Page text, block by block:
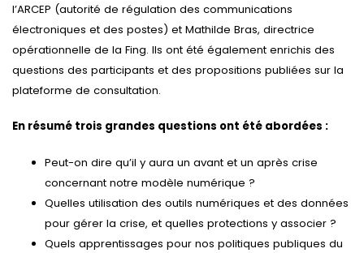
l’ARCEP (autorité de régulation des communications
électroniques et des postes) et Mathilde Bras, directrice
opérationnelle de la Fing. Ils ont été également enrichis des
questions des participants et des propositions publiées sur la
plateforme de consultation.
En résumé trois grandes questions ont été abordées :
Peut-on dire qu’il y aura un avant et un après crise
concernant notre modèle numérique ?
Quelles utilisation des outils numériques et des données
pour gérer la crise, et quelles protections y associer ?
Quels apprentissages pour nos politiques publiques du